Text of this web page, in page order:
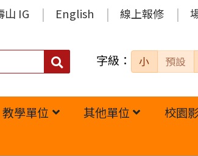
山 IG English 線上報修
搜
字級： 小 預設
教學單位 其他單位 校園